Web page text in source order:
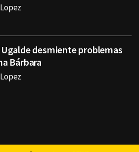
desmiente problemas
Bárbara